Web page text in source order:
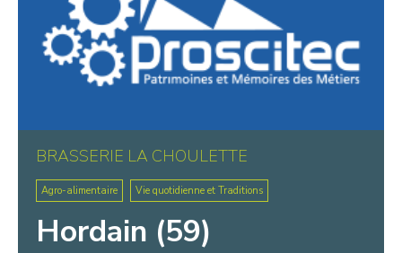
BRASSERIE LA CHOULETTE
Agro-alimentaire Vie quotidienne et Traditions
Hordain (59)